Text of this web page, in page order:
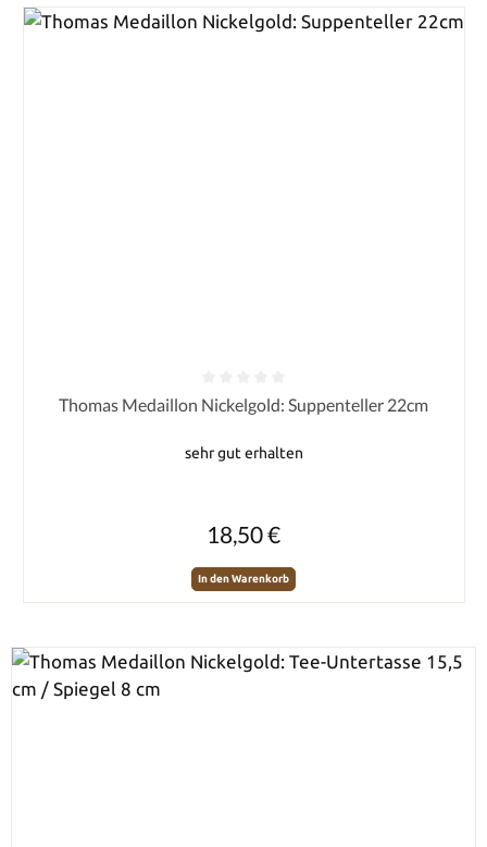
Durchschnittliche Bewertung von 0 von 5 Sternen
Thomas Medaillon Nickelgold: Suppenteller 22cm
sehr gut erhalten
18,50 €
In den Warenkorb